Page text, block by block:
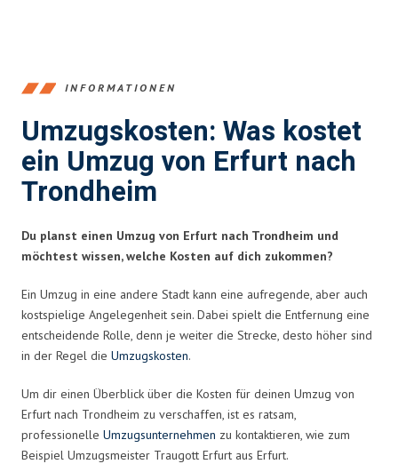
INFORMATIONEN
Umzugskosten: Was kostet
ein Umzug von Erfurt nach
Trondheim
Du planst einen Umzug von Erfurt nach Trondheim und
möchtest wissen, welche Kosten auf dich zukommen?
Ein Umzug in eine andere Stadt kann eine aufregende, aber auch
kostspielige Angelegenheit sein. Dabei spielt die Entfernung eine
entscheidende Rolle, denn je weiter die Strecke, desto höher sind
in der Regel die Umzugskosten.
Um dir einen Überblick über die Kosten für deinen Umzug von
Erfurt nach Trondheim zu verschaffen, ist es ratsam,
professionelle Umzugsunternehmen zu kontaktieren, wie zum
Beispiel Umzugsmeister Traugott Erfurt aus Erfurt.